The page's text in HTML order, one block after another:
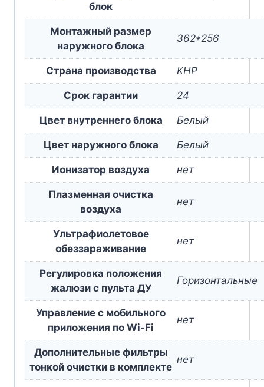
блок
Монтажный размер
наружного блока
362*256
Страна производства КНР
Срок гарантии 24
Цвет внутреннего блока Белый
Цвет наружного блока Белый
Ионизатор воздуха нет
Плазменная очистка
воздуха
нет
Ультрафиолетовое
обеззараживание
нет
Регулировка положения
жалюзи с пульта ДУ
Горизонтальные
Управление c мобильного
приложения по Wi-Fi
нет
Дополнительные фильтры
тонкой очистки в комплекте
нет